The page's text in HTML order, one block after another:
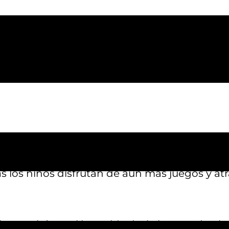
completo de diversión, todo en un solo
de juegos, minigolf, laser tag, bolera y
calor de Texas en el interior o más
restaurante y bar de servicio
y alitas, el combustible perfecto después
los niños disfrutan de aún más juegos y
Austin’s es el lugar ideal. Abrimos todo el